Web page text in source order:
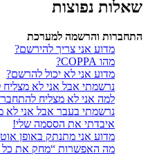
שאלות נפוצות
התחברות והרשמה למערכת
מדוע אני צריך להירשם?
מהו COPPA?
מדוע אני לא יכול להרשם?
נרשמתי אבל אני לא
למה אני לא מצליח
נרשמתי בעבר אבל אני לא
איבדתי את הססמה שלי!
מדוע אני מתנתק באופן
מה האפשרות “מחק את כל